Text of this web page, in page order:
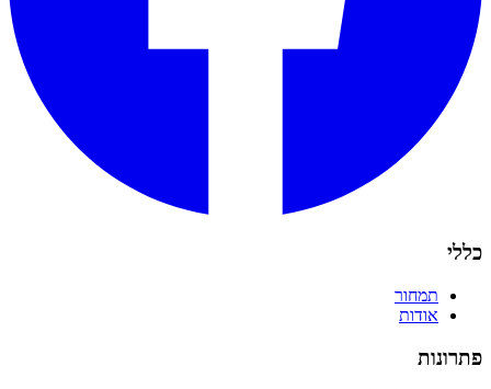
כללי
תמחור
אודות
פתרונות